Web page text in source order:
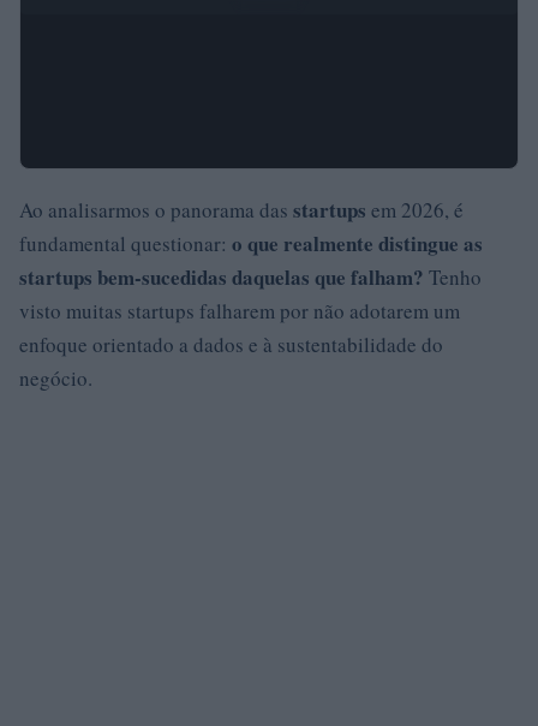
Ao analisarmos o panorama das startups em 2026, é
fundamental questionar: o que realmente distingue as
startups bem-sucedidas daquelas que falham? Tenho
visto muitas startups falharem por não adotarem um
enfoque orientado a dados e à sustentabilidade do
negócio.